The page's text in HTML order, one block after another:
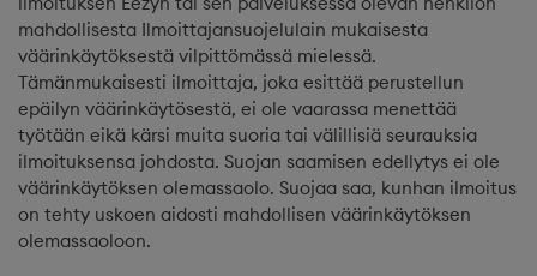
mahdollisesta Ilmoittajansuojelulain mukaisesta
väärinkäytöksestä vilpittömässä mielessä.
Tämänmukaisesti ilmoittaja, joka esittää perustellun
epäilyn väärinkäytösestä, ei ole vaarassa menettää
työtään eikä kärsi muita suoria tai välillisiä seurauksia
ilmoituksensa johdosta. Suojan saamisen edellytys ei ole
väärinkäytöksen olemassaolo. Suojaa saa, kunhan ilmoitus
on tehty uskoen aidosti mahdollisen väärinkäytöksen
olemassaoloon.